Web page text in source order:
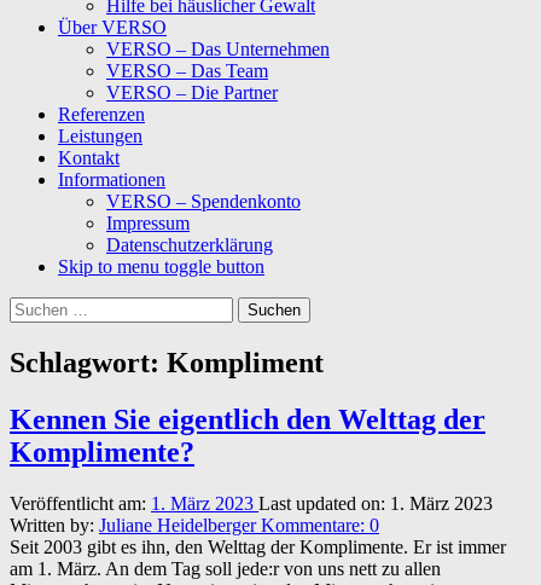
Hilfe bei häuslicher Gewalt
Über VERSO
VERSO – Das Unternehmen
VERSO – Das Team
VERSO – Die Partner
Referenzen
Leistungen
Kontakt
Informationen
VERSO – Spendenkonto
Impressum
Datenschutzerklärung
Skip to menu toggle button
Suchen
nach:
Schlagwort: Kompliment
Kennen Sie eigentlich den Welttag der
Komplimente?
Veröffentlicht am: 1. März 2023 Last updated on: 1. März 2023
Written by: Juliane HeidelbergerKommentare: 0
Seit 2003 gibt es ihn, den Welttag der Komplimente. Er ist immer
am 1. März. An dem Tag soll jede:r von uns nett zu allen